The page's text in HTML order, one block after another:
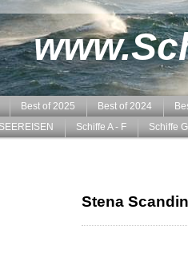
Best of 2025 Best of 2024
Schiffe A - F Schiffe
Stena